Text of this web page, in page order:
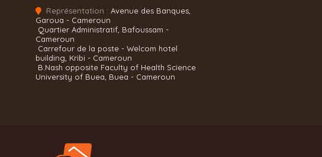
Représentation : Avenue des Banques,
Garoua - Cameroun
Quartier Administratif, Bafoussam -
Cameroun
Carrefour de la poste - Welcom hotel
building, Kribi - Cameroun
B.Nash opposite Faculty of Health Science
University of Buea, Buea - Cameroun